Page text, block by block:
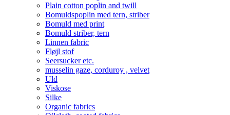
Plain cotton poplin and twill
Bomuldspoplin med tern, striber
Bomuld med print
Bomuld striber, tern
Linnen fabric
Fløjl stof
Seersucker etc.
musselin gaze, corduroy , velvet
Uld
Viskose
Silke
Organic fabrics